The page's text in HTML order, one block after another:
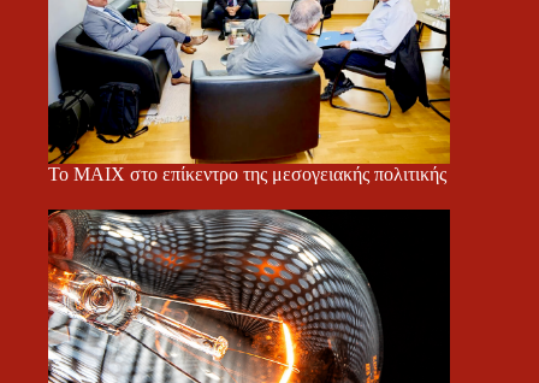
Το ΜΑΙΧ στο επίκεντρο της μεσογειακής πολιτικής